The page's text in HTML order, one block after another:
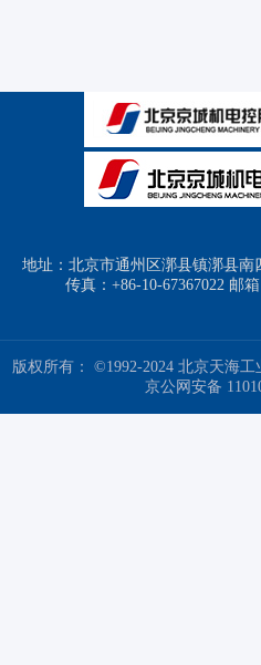
地址：北京市通州区漷县镇漷县南
传真：+86-10-67367022 邮
版权所有： ©1992-2024 北京天海工
京公网安备